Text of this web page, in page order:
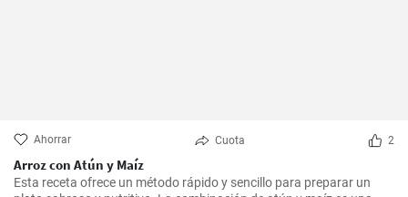
Ahorrar Cuota 2
Arroz con Atún y Maíz
Esta receta ofrece un método rápido y sencillo para preparar un